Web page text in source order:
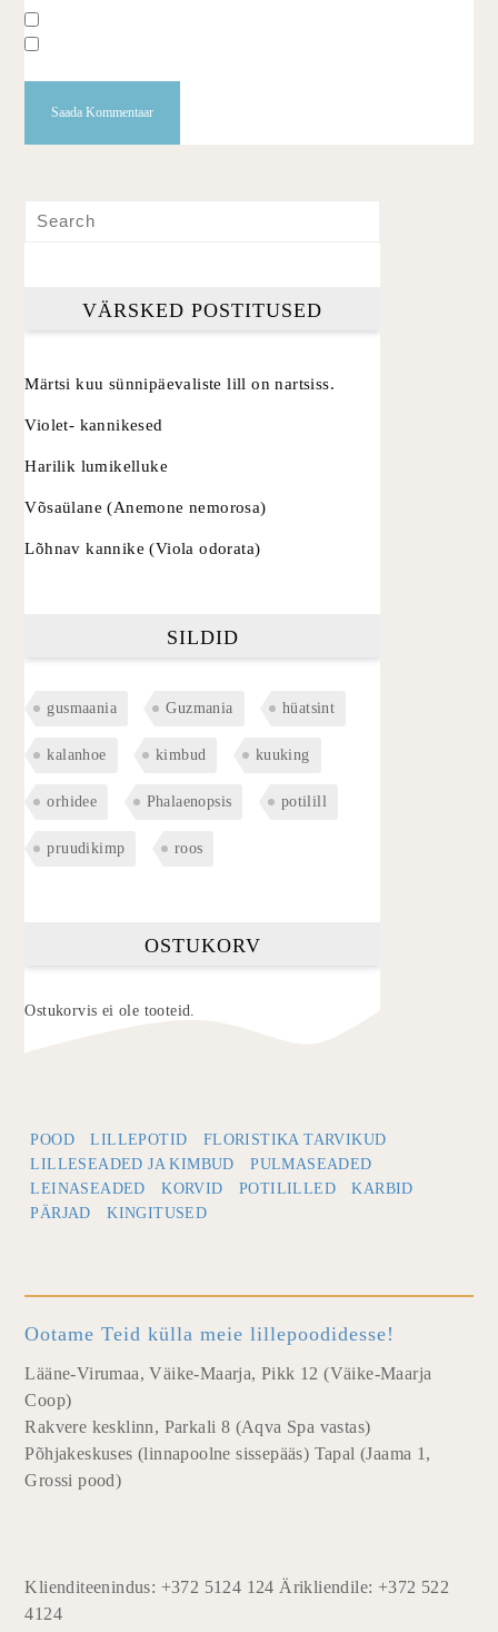
VÄRSKED POSTITUSED
Märtsi kuu sünnipäevaliste lill on nartsiss.
Violet- kannikesed
Harilik lumikelluke
Võsaülane (Anemone nemorosa)
Lõhnav kannike (Viola odorata)
SILDID
gusmaania Guzmania hüatsint
kalanhoe kimbud kuuking
orhidee Phalaenopsis potilill
pruudikimp roos
OSTUKORV
Ostukorvis ei ole tooteid.
POOD LILLEPOTID
FLORISTIKA TARVIKUD
LILLESEADED JA KIMBUD
PULMASEADED
LEINASEADED
KORVID POTILILLED
KARBID
PÄRJAD
KINGITUSED
Ootame Teid külla meie lillepoodidesse!
Lääne-Virumaa, Väike-Maarja, Pikk 12 (Väike-Maarja
Coop)
Rakvere kesklinn, Parkali 8 (Aqva Spa vastas)
Põhjakeskuses (linnapoolne sissepääs) Tapal (Jaama 1,
Grossi pood)
Klienditeenindus: +372 5124 124 Ärikliendile: +372 522
4124